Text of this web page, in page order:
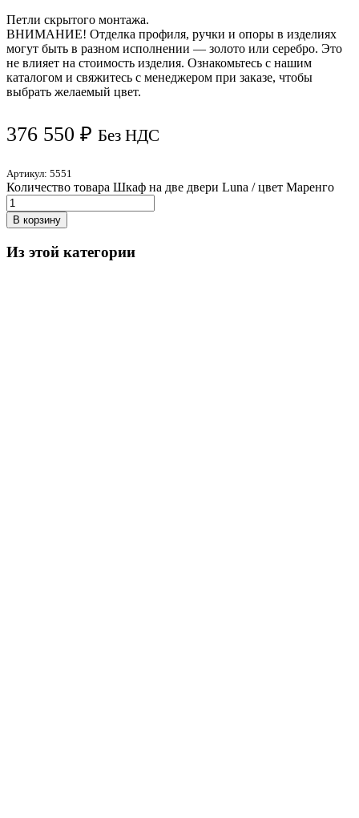
Петли скрытого монтажа.
ВНИМАНИЕ! Отделка профиля, ручки и опоры в изделиях
могут быть в разном исполнении — золото или серебро. Это
не влияет на стоимость изделия. Ознакомьтесь с нашим
каталогом и свяжитесь с менеджером при заказе, чтобы
выбрать желаемый цвет.
376 550 ₽ Без НДС
Артикул: 5551
Количество товара Шкаф на две двери Luna / цвет Маренго
В корзину
Из этой категории